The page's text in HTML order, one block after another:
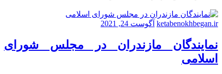
ketabenokhbegan.ir آگوست 24, 2021
نمایندگان مازندران در مجلس شورای
اسلامی